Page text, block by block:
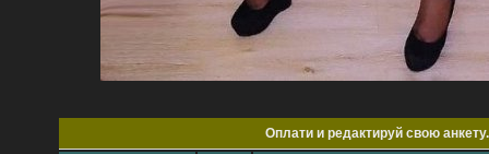
Oплати и редактируй свою анкету.